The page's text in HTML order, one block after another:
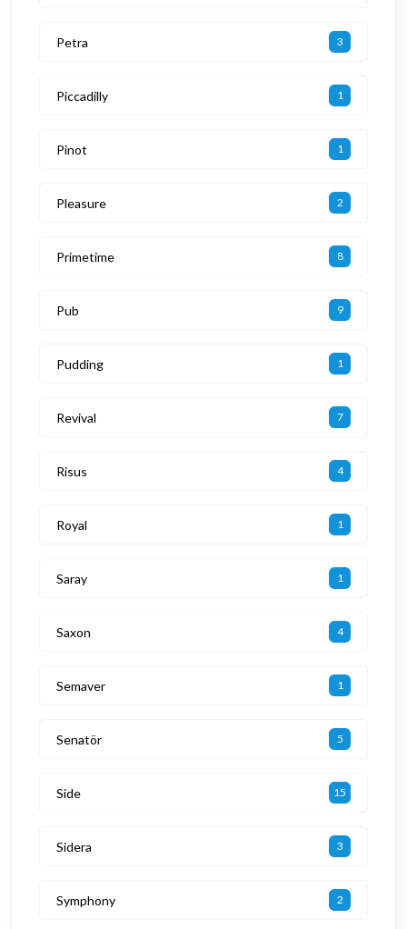
Petra 3
Piccadilly 1
Pinot 1
Pleasure 2
Primetime 8
Pub 9
Pudding 1
Revival 7
Risus 4
Royal 1
Saray 1
Saxon 4
Semaver 1
Senatör 5
Side 15
Sidera 3
Symphony 2